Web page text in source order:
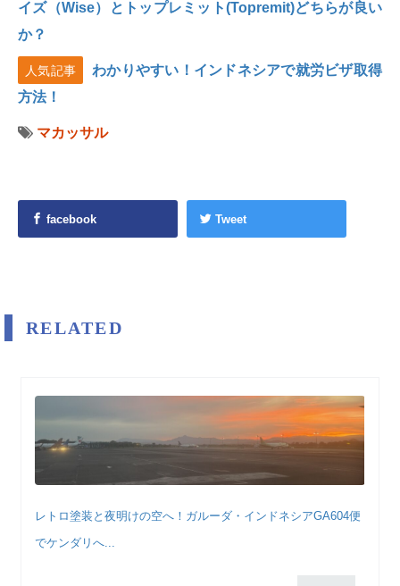
イズ（Wise）とトップレミット(Topremit)どちらが良い
か？
人気記事
わかりやすい！インドネシアで就労ビザ取得
方法！
マカッサル
facebook Tweet
RELATED
レトロ塗装と夜明けの空へ！ガルーダ・インドネシアGA604便
でケンダリへ...